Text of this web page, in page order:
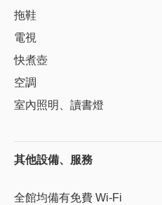
拖鞋
電視
快煮壺
空調
室內照明、讀書燈
其他設備、服務
全館均備有免費 Wi-Fi